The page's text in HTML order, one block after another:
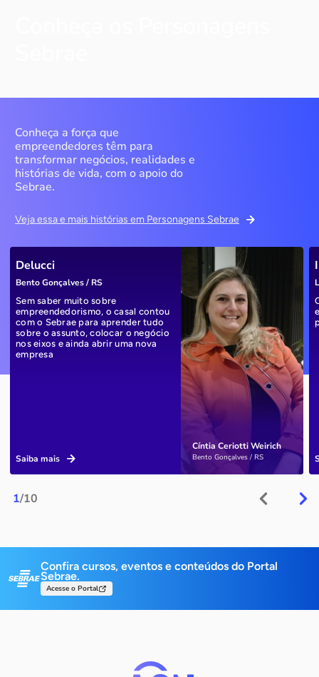
Conheça a força que
empreendedores têm para
transformar negócios, realidades e
histórias de vida, com o apoio do
Sebrae.
Veja essa e mais histórias em Personagens Sebrae
1/10
Cíntia Ceriotti Weirich
Bento Gonçalves / RS
Delucci
Bento Gonçalves / RS
Sem saber muito sobre
empreendedorismo, o casal contou
com o Sebrae para aprender tudo
sobre o assunto, colocar o negócio
nos eixos e ainda abrir uma nova
empresa
Saiba mais
Confira cursos, eventos e conteúdos do Portal
Sebrae.
Acesse o Portal